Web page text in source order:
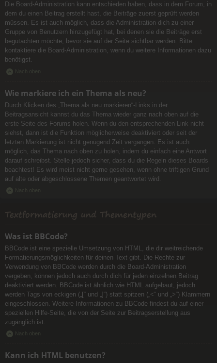
Die Board-Administration kann entschieden haben, dass in dem Forum, in
dem du einen Beitrag erstellt hast, die Beiträge zuerst geprüft werden
müssen. Es ist auch möglich, dass die Administration dich zu einer
Gruppe von Benutzern hinzugefügt hat, bei denen sie die Beiträge erst
begutachten möchte, bevor sie auf der Seite sichtbar werden. Bitte
kontaktiere die Board-Administration, wenn du weitere Informationen dazu
benötigst.
Nach oben
Wie markiere ich ein Thema als neu?
Durch Klicken des „Thema als neu markieren“-Links in der
Beitragsansicht kannst du das Thema wieder ganz nach oben auf die
erste Seite des Forums holen. Wenn du den entsprechenden Link nicht
siehst, dann ist die Funktion möglicherweise deaktiviert oder seit der
letzten Markierung ist nicht genügend Zeit vergangen. Es ist auch
möglich, das Thema nach oben zu holen, indem du einfach eine Antwort
darauf schreibst. Stelle jedoch sicher, dass du die Regeln dieses Boards
beachtest! Es wird meist nicht gerne gesehen, wenn ohne triftigen Grund
auf alte oder abgeschlossene Themen geantwortet wird.
Nach oben
Textformatierung und Thementypen
Was ist BBCode?
BBCode ist eine spezielle Umsetzung von HTML, die dir weitreichende
Formatierungsmöglichkeiten für deinen Text gibt. Die Rechte zur
Verwendung von BBCode werden durch die Board-Administration
vergeben, können jedoch auch durch dich für jeden einzelnen Beitrag
deaktiviert werden. BBCode ist ähnlich wie HTML aufgebaut, jedoch
werden Tags von eckigen („[“ und „]“) statt spitzen („<“ und „>“) Klammern
eingeschlossen. Weitere Informationen zu BBCode findest du auf einer
speziellen Hilfe-Seite, die von der Seite zur Beitragserstellung aus
zugänglich ist.
Nach oben
Kann ich HTML benutzen?